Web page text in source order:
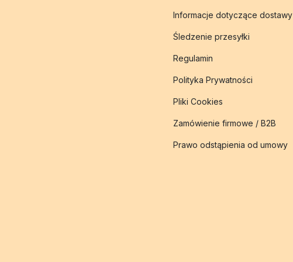
Informacje dotyczące dostawy
Śledzenie przesyłki
Regulamin
Polityka Prywatności
Pliki Cookies
Zamówienie firmowe / B2B
Prawo odstąpienia od umowy